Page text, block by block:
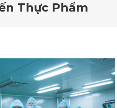
Thực Phẩm